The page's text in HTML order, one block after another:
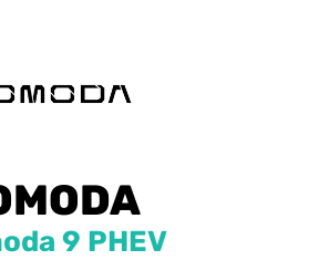
9 PHEV